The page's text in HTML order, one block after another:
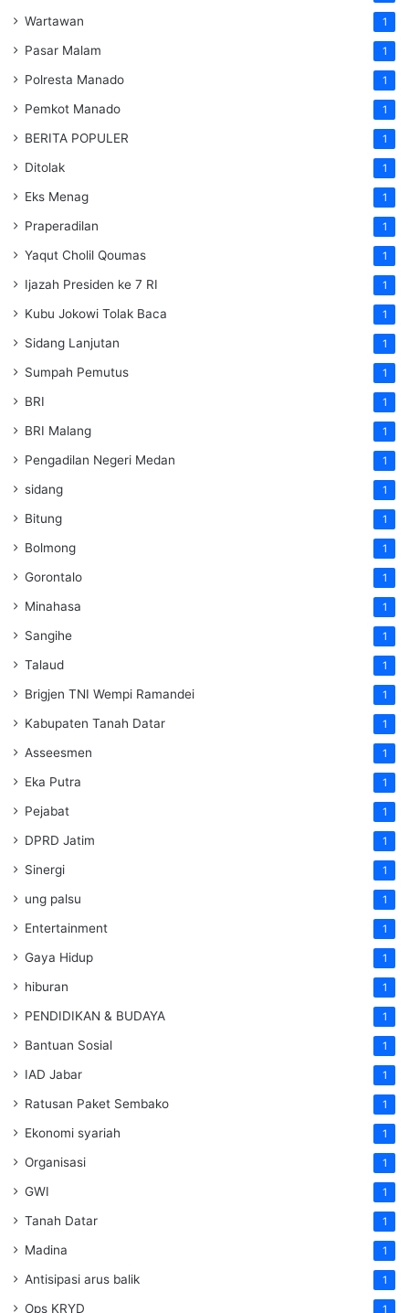
Wartawan 1
Pasar Malam 1
Polresta Manado 1
Pemkot Manado 1
BERITA POPULER 1
Ditolak 1
Eks Menag 1
Praperadilan 1
Yaqut Cholil Qoumas 1
Ijazah Presiden ke 7 RI 1
Kubu Jokowi Tolak Baca 1
Sidang Lanjutan 1
Sumpah Pemutus 1
BRI 1
BRI Malang 1
Pengadilan Negeri Medan 1
sidang 1
Bitung 1
Bolmong 1
Gorontalo 1
Minahasa 1
Sangihe 1
Talaud 1
Brigjen TNI Wempi Ramandei 1
Kabupaten Tanah Datar 1
Asseesmen 1
Eka Putra 1
Pejabat 1
DPRD Jatim 1
Sinergi 1
ung palsu 1
Entertainment 1
Gaya Hidup 1
hiburan 1
PENDIDIKAN & BUDAYA 1
Bantuan Sosial 1
IAD Jabar 1
Ratusan Paket Sembako 1
Ekonomi syariah 1
Organisasi 1
GWI 1
Tanah Datar 1
Madina 1
Antisipasi arus balik 1
Ops KRYD 1